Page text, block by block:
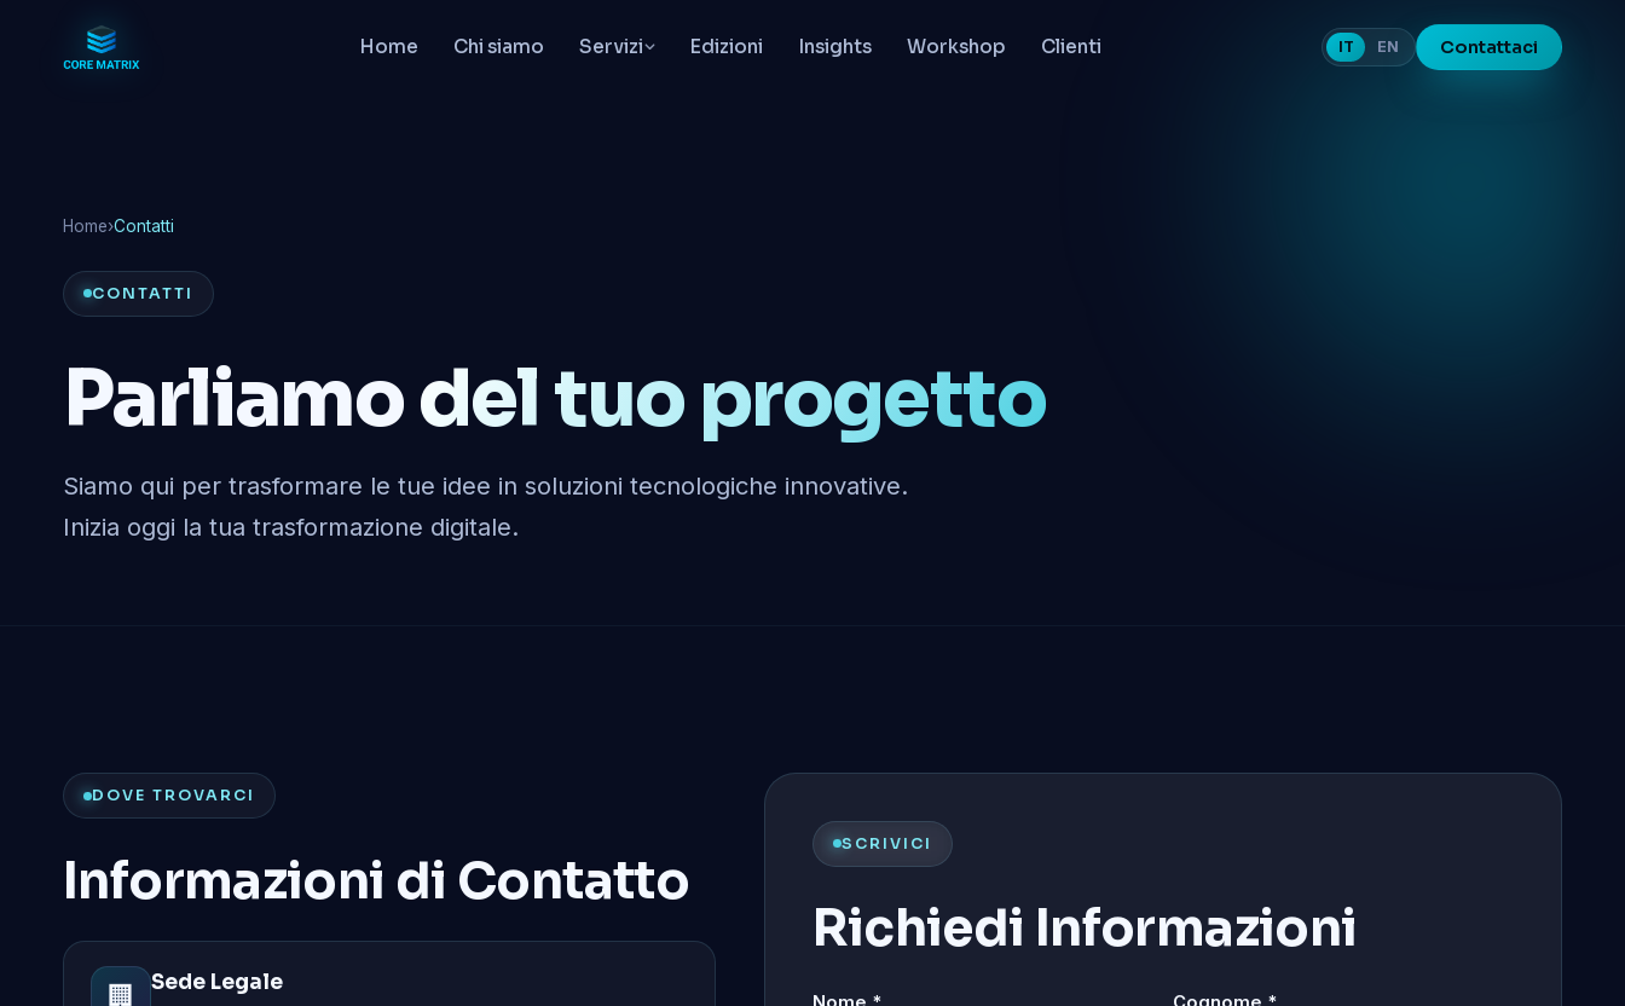
Home Chi siamo Servizi Edizioni Insights Workshop Clienti IT EN Contattaci
Home›Contatti
CONTATTI
Parliamodel tuo progetto
Siamo qui per trasformare le tue idee in soluzioni tecnologiche innovative.
Inizia oggi la tua trasformazione digitale.
DOVE TROVARCI
Informazioni di Contatto
🏢 Sede Legale
SCRIVICI
Richiedi Informazioni